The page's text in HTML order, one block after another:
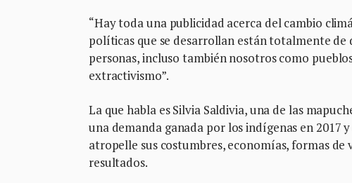
“Hay toda una publicidad acerca del cambio
políticas que se desarrollan están totalmente de
personas, incluso también nosotros como
extractivismo”.
La que habla es Silvia Saldivia, una de las
una demanda ganada por los indígenas en 2017
atropelle sus costumbres, economías, formas
resultados.